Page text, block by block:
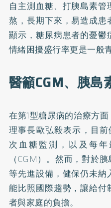
自主測血糖、打胰島素
熬，長期下來，易造成
顯示，糖尿病患者的憂
情緒困擾盛行率更是一般
醫籲CGM、胰島
在第1型糖尿病的治療方
理事長歐弘毅表示，目
次血糖監測，以及每
（CGM）。然而，對於
等先進設備，健保仍未
能比照國際趨勢，讓給
者與家庭的負擔。